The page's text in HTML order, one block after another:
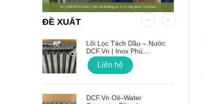
ĐỀ XUẤT
Lõi Lọc Tách Dầu – Nước
DCF.vn | Inox Phủ
PTFE/Teflon
Liên hệ
DCF.vn Oil–Water